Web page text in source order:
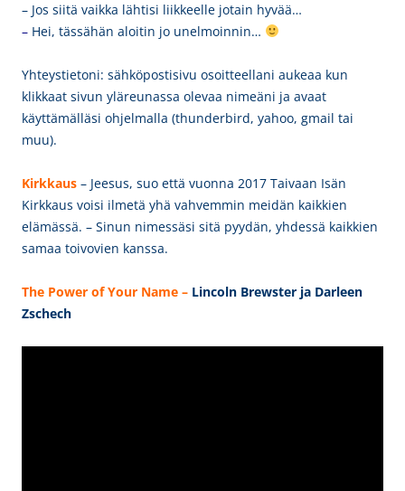
– Jos siitä vaikka lähtisi liikkeelle jotain hyvää…
– Hei, tässähän aloitin jo unelmoinnin…
Yhteystietoni: sähköpostisivu osoitteellani aukeaa kun
klikkaat sivun yläreunassa olevaa nimeäni ja avaat
käyttämälläsi ohjelmalla (thunderbird, yahoo, gmail tai
muu).
Kirkkaus – Jeesus, suo että vuonna 2017 Taivaan Isän
Kirkkaus voisi ilmetä yhä vahvemmin meidän kaikkien
elämässä. – Sinun nimessäsi sitä pyydän, yhdessä kaikkien
samaa toivovien kanssa.
The Power of Your Name – Lincoln Brewster ja Darleen
Zschech